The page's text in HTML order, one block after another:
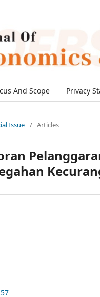
And Scope Privacy
Issue / Articles